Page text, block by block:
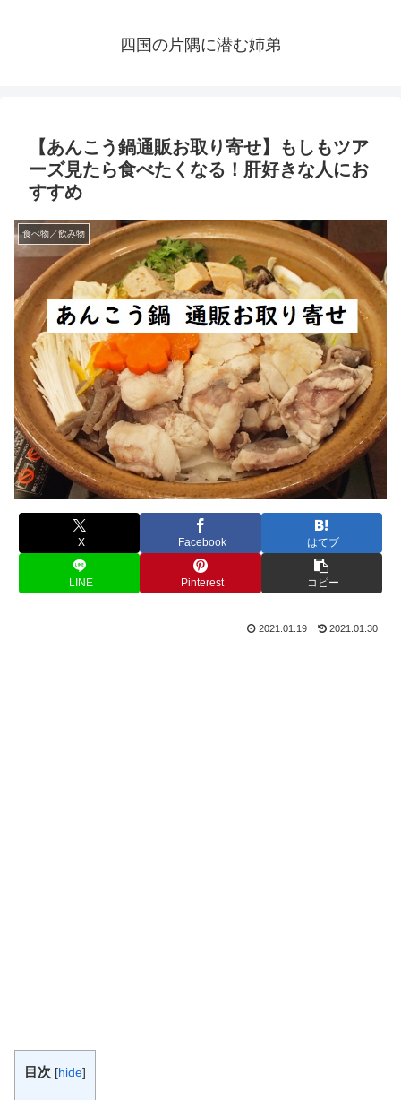
四国の片隅に潜む姉弟
【あんこう鍋通販お取り寄せ】もしもツア
ーズ見たら食べたくなる！肝好きな人にお
すすめ
食べ物／飲み物
X Facebook はてブ
LINE Pinterest コピー
2021.01.19 2021.01.30
目次 [hide]